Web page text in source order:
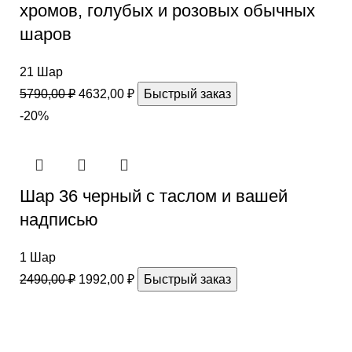
хромов, голубых и розовых обычных
шаров
21 Шар
5790,00₽ 4632,00 ₽
Быстрый заказ
-20%
Шар 36 черный с таслом и вашей
надписью
1 Шар
2490,00₽ 1992,00 ₽ Быстрый заказ